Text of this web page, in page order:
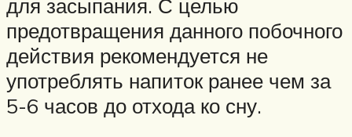
для засыпания. С целью
предотвращения данного побочного
действия рекомендуется не
употреблять напиток ранее чем за
5-6 часов до отхода ко сну.